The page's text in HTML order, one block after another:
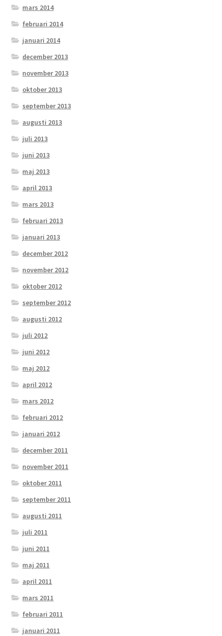
mars 2014
februari 2014
januari 2014
december 2013
november 2013
oktober 2013
september 2013
augusti 2013
juli 2013
juni 2013
maj 2013
april 2013
mars 2013
februari 2013
januari 2013
december 2012
november 2012
oktober 2012
september 2012
augusti 2012
juli 2012
juni 2012
maj 2012
april 2012
mars 2012
februari 2012
januari 2012
december 2011
november 2011
oktober 2011
september 2011
augusti 2011
juli 2011
juni 2011
maj 2011
april 2011
mars 2011
februari 2011
januari 2011